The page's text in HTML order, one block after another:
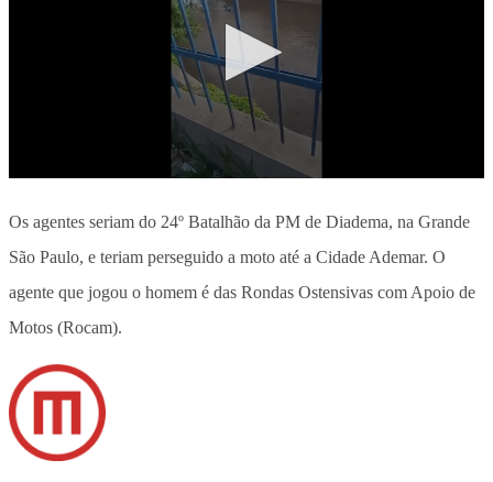
Os agentes seriam do 24º Batalhão da PM de Diadema, na Grande
São Paulo, e teriam perseguido a moto até a Cidade Ademar. O
agente que jogou o homem é das Rondas Ostensivas com Apoio de
Motos (Rocam).